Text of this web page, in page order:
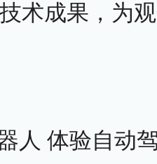
术成果，为
体验自动